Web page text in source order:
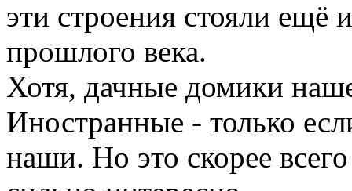
эти строения стояли ещё
прошлого века.
Хотя, дачные домики
Иностранные - только
наши. Но это скорее